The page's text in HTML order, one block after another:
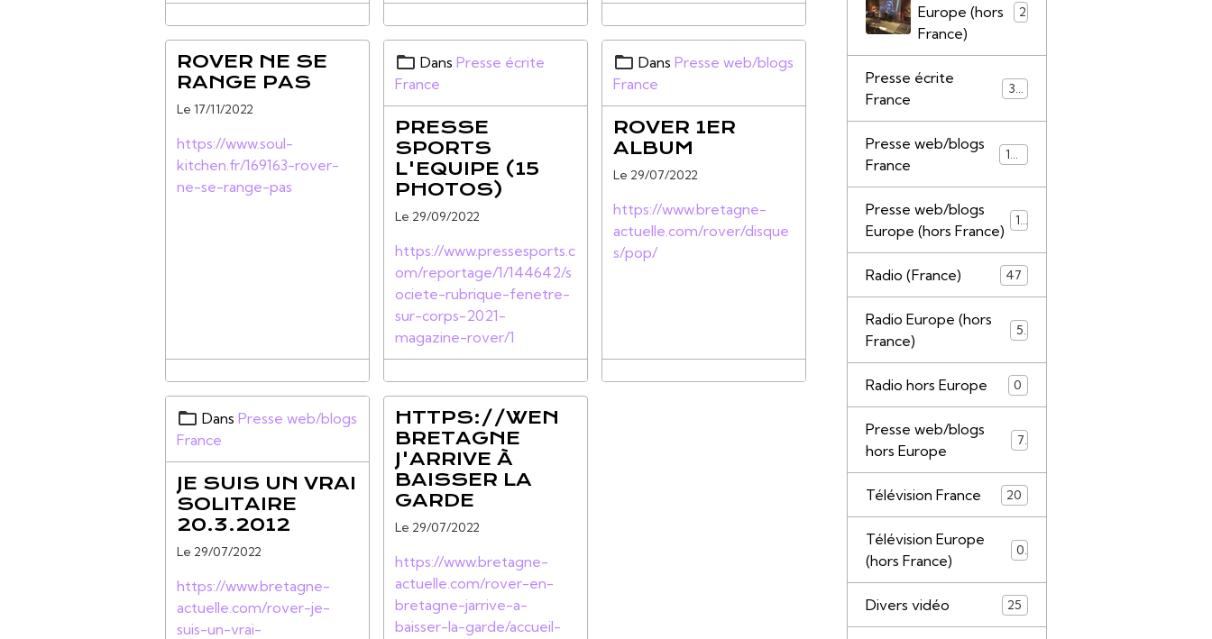
ROVER NE SE
RANGE PAS
Le 17/11/2022
https://www.soul-
kitchen.fr/169163-rover-
ne-se-range-pas
Dans Presse écrite
France
PRESSE
SPORTS
L'EQUIPE (15
PHOTOS)
Le 29/09/2022
https://www.pressesports.c
om/reportage/1/144642/s
ociete-rubrique-fenetre-
sur-corps-2021-
magazine-rover/1
Dans Presse web/blogs
France
ROVER 1ER
ALBUM
Le 29/07/2022
https://www.bretagne-
actuelle.com/rover/disque
s/pop/
Dans Presse web/blogs
France
JE SUIS UN VRAI
SOLITAIRE
20.3.2012
Le 29/07/2022
https://www.bretagne-
actuelle.com/rover-je-
suis-un-vrai-
HTTPS://WEN
BRETAGNE
J'ARRIVE À
BAISSER LA
GARDE
Le 29/07/2022
https://www.bretagne-
actuelle.com/rover-en-
bretagne-jarrive-a-
baisser-la-garde/accueil-
Europe (hors
France)
Presse écrite
France
39
Presse web/blogs
France
147
Presse web/blogs
Europe (hors France)
17
Radio (France) 47
Radio Europe (hors
France)
5
Radio hors Europe 0
Presse web/blogs
hors Europe
7
Télévision France 20
Télévision Europe
(hors France)
0
Divers vidéo 25